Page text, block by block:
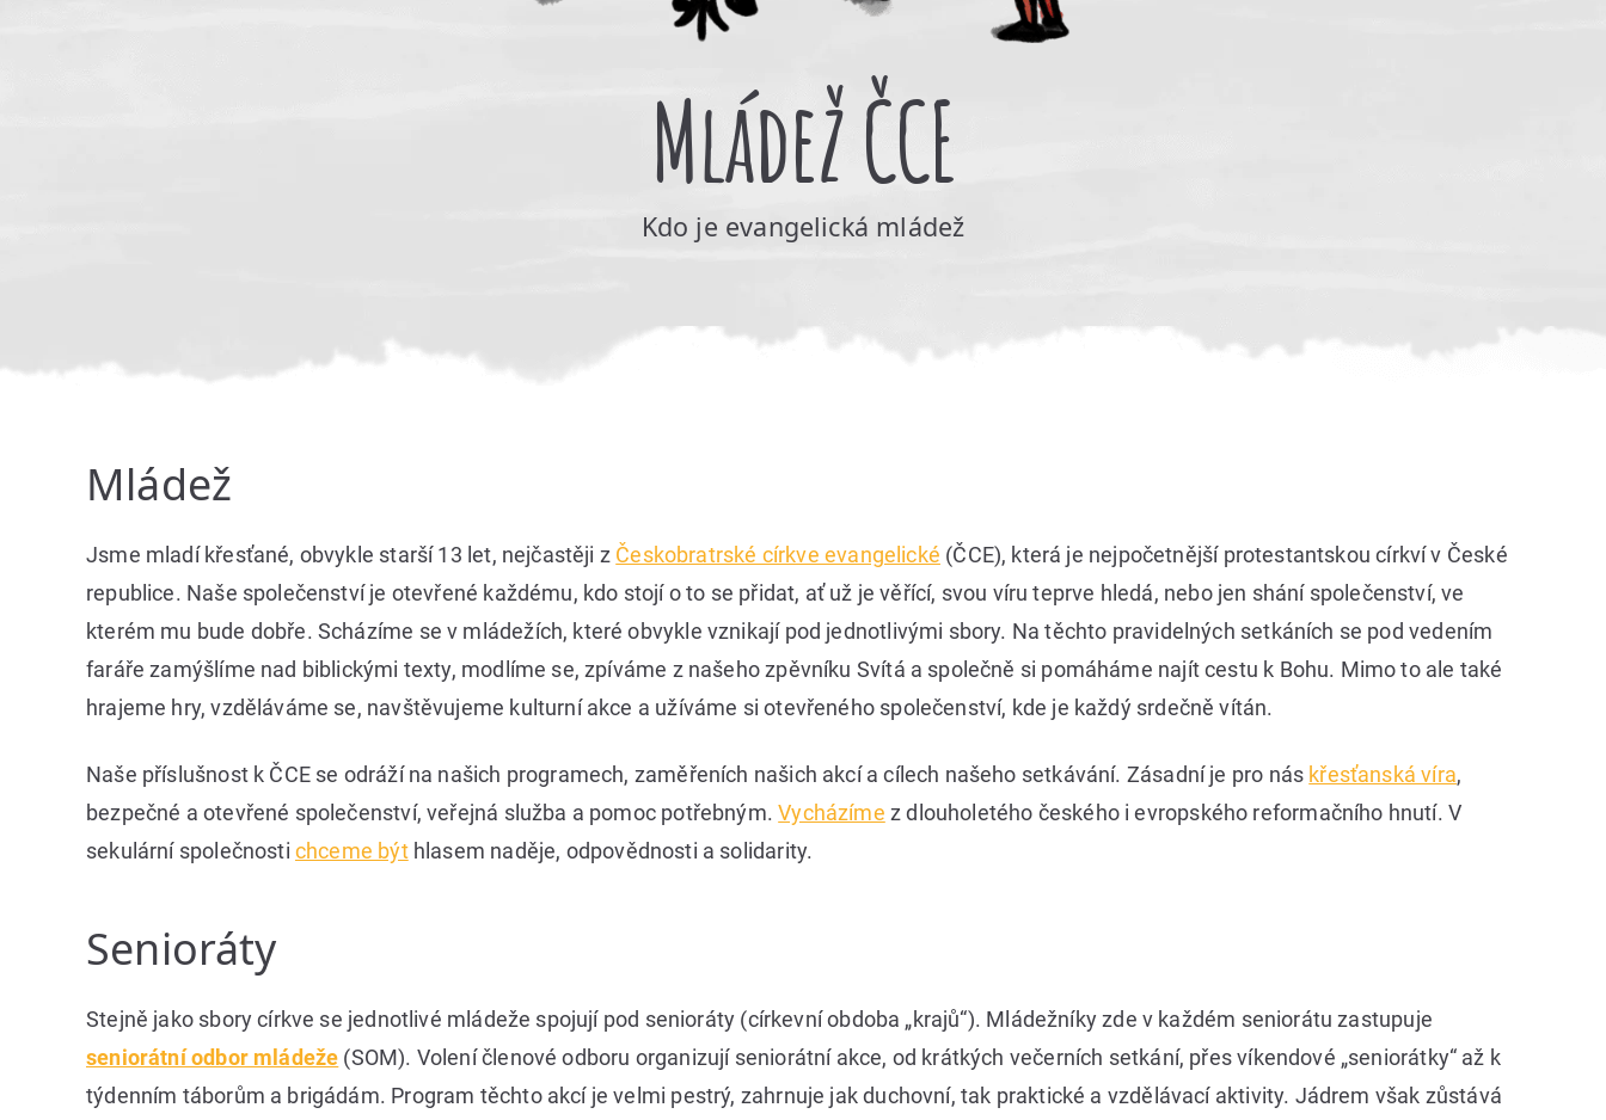
Mládež ČCE
Kdo je evangelická mládež
Mládež
Jsme mladí křesťané, obvykle starší 13 let, nejčastěji z Českobratrské církve evangelické (ČCE), která je nejpočetnější protestantskou církví v České
republice. Naše společenství je otevřené každému, kdo stojí o to se přidat, ať už je věřící, svou víru teprve hledá, nebo jen shání společenství, ve
kterém mu bude dobře. Scházíme se v mládežích, které obvykle vznikají pod jednotlivými sbory. Na těchto pravidelných setkáních se pod vedením
faráře zamýšlíme nad biblickými texty, modlíme se, zpíváme z našeho zpěvníku Svítá a společně si pomáháme najít cestu k Bohu. Mimo to ale také
hrajeme hry, vzděláváme se, navštěvujeme kulturní akce a užíváme si otevřeného společenství, kde je každý srdečně vítán.
Naše příslušnost k ČCE se odráží na našich programech, zaměřeních našich akcí a cílech našeho setkávání. Zásadní je pro nás křesťanská víra,
bezpečné a otevřené společenství, veřejná služba a pomoc potřebným.Vycházíme z dlouholetého českého i evropského reformačního hnutí. V
sekulární společnosti chceme býthlasem naděje, odpovědnosti a solidarity.
Senioráty
Stejně jako sbory církve se jednotlivé mládeže spojují pod senioráty (církevní obdoba „krajů“). Mládežníky zde v každém seniorátu zastupuje
seniorátní odbor mládeže (SOM). Volení členové odboru organizují seniorátní akce, od krátkých večerních setkání, přes víkendové „seniorátky“ až k
týdenním táborům a brigádám. Program těchto akcí je velmi pestrý, zahrnuje jak duchovní, tak praktické a vzdělávací aktivity. Jádrem však zůstává